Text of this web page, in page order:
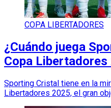
COPA LIBERTADORES
¿Cuándo juega
Copa Libertadores
Sporting Cristal tiene en la
Libertadores 2025, el gran